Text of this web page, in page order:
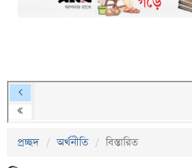
প্রচ্ছদ অর্থনীতি বিস্তারিত